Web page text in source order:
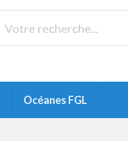
Océanes FGL